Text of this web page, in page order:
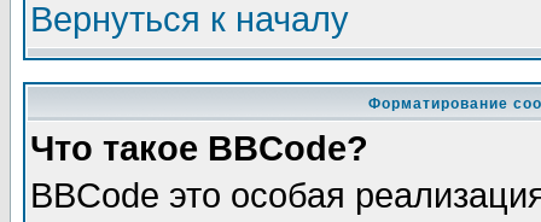
Вернуться к началу
Форматирование
Что такое BBCode?
BBCode это особая